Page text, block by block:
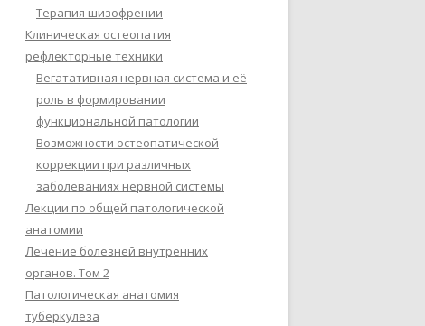
Терапия шизофрении
Клиническая остеопатия
рефлекторные техники
Вегатативная нервная система и её
роль в формировании
функциональной патологии
Возможности остеопатической
коррекции при различных
заболеваниях нервной системы
Лекции по общей патологической
анатомии
Лечение болезней внутренних
органов. Том 2
Патологическая анатомия
туберкулеза